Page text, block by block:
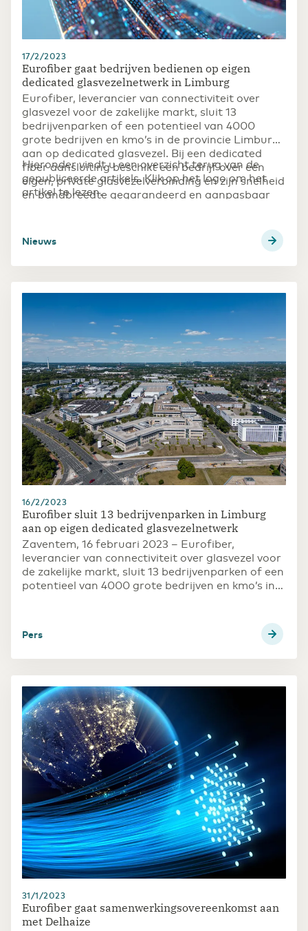
17/2/2023
Eurofiber gaat bedrijven bedienen op eigen
dedicated glasvezelnetwerk in Limburg
Eurofiber, leverancier van connectiviteit over
glasvezel voor de zakelijke markt, sluit 13
bedrijvenparken of een potentieel van 4000
grote bedrijven en kmo’s in de provincie Limburg
aan op dedicated glasvezel. Bij een dedicated
fiber aansluiting beschikt een bedrijf over een
eigen, private glasvezelverbinding en zijn snelheid
en bandbreedte gegarandeerd en aanpasbaar
Hieronder vindt u een overzicht terug van de
gepubliceerde artikels. Klik op het logo om het
artikel te lezen.
Nieuws
16/2/2023
Eurofiber sluit 13 bedrijvenparken in Limburg
aan op eigen dedicated glasvezelnetwerk
Zaventem, 16 februari 2023 – Eurofiber,
leverancier van connectiviteit over glasvezel voor
de zakelijke markt, sluit 13 bedrijvenparken of een
potentieel van 4000 grote bedrijven en kmo’s in
Pers
31/1/2023
Eurofiber gaat samenwerkingsovereenkomst aan
met Delhaize